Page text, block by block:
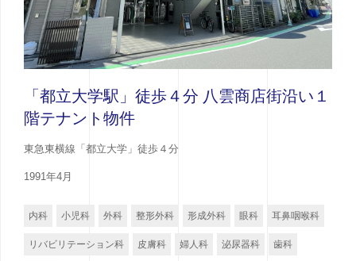
「都立大学駅」徒歩４分 八雲商店街沿い１
階テナント物件
東急東横線「都立大学」徒歩４分
1991年4月
内科 小児科 外科 整形外科 形成外科 眼科 耳鼻咽喉科
リバビリテーション科 皮膚科 婦人科 泌尿器科 歯科